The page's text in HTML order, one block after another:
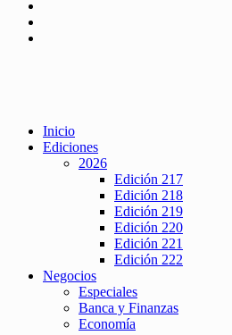
Inicio
Ediciones
2026
Edición 217
Edición 218
Edición 219
Edición 220
Edición 221
Edición 222
Negocios
Especiales
Banca y Finanzas
Economía